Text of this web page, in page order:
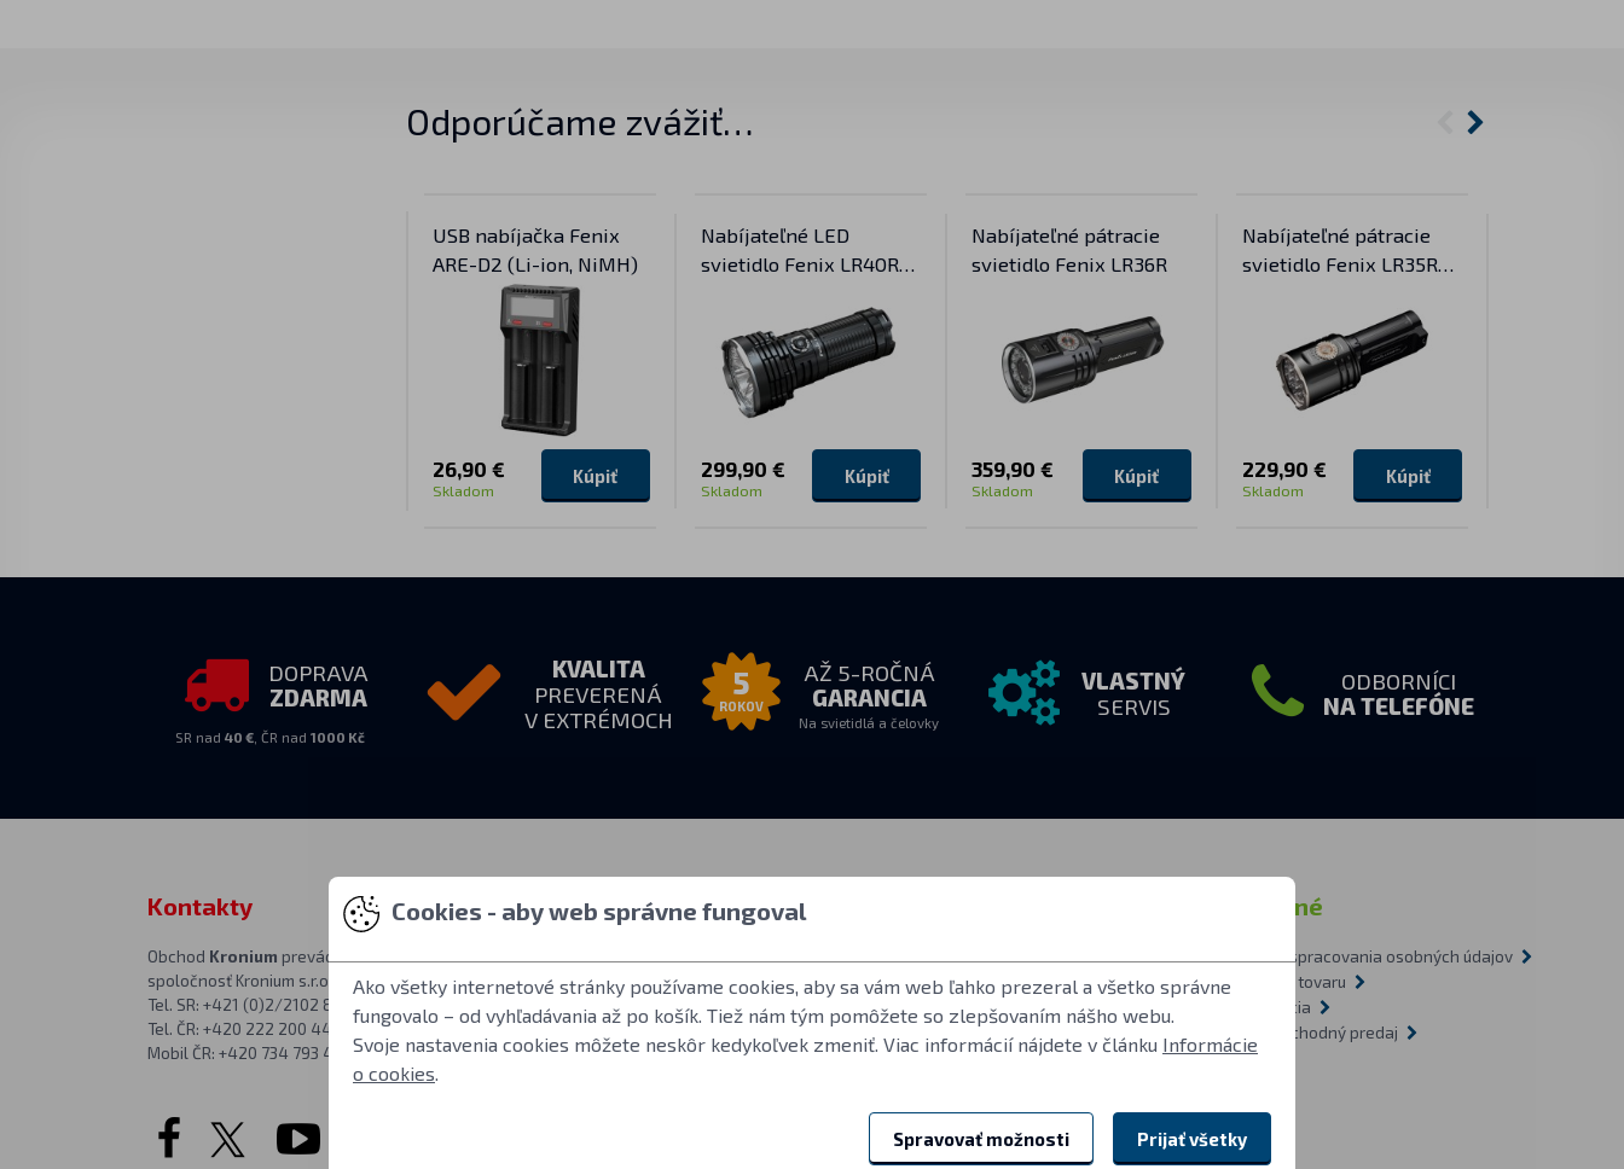
Odporúčame zvážiť…
USB nabíjačka Fenix
ARE-D2 (Li-ion, NiMH)
26,90 €
Skladom
Kúpiť
Nabíjateľné LED
svietidlo Fenix LR40R
299,90 €
Skladom
Kúpiť
Nabíjateľné pátracie
svietidlo Fenix LR36R
359,90 €
Skladom
Kúpiť
Nabíjateľné pátracie
svietidlo Fenix LR35R
229,90 €
Skladom
Kúpiť
DOPRAVA
ZDARMA
SR nad40 € , ČR nad1000 Kč
KVALITA
PREVERENÁ
V EXTRÉMOCH
5
ROKOV
AŽ 5-ROČNÁ
GARANCIA
Na svietidlá a čelovky
VLASTNÝ
SERVIS
ODBORNÍCI
NA TELEFÓNE
Kontakty
Obchod Kronium prevádzkuje
spoločnosť Kronium s.r.o.
Tel. SR: +421 (0)2/2102 8626
Tel. ČR: +420 222 200 444
Mobil ČR: +420 734 793 444
Zastihnete nás
Adresa predajne:
Kronium.cz
Rímská 20
Praha 2
Všetko o nákupe
Obchodné podmienky
Vrátenie tovaru
Záručné podmienky Fenix
Reklamácie a servis
Často kladené otázky
Norma ANSI FL 1-2009
LED použité vo svietidlách
Referencie
Ostatné
Zásady spracovania osobných údajov
Doprava tovaru
Recyklácia
Veľkoobchodný predaj
O nás
Cookies - aby web správne fungoval
Ako všetky internetové stránky používame cookies, aby sa vám web ľahko prezeral a všetko správne
fungovalo – od vyhľadávania až po košík. Tiež nám tým pomôžete so zlepšovaním nášho webu.
Svoje nastavenia cookies môžete neskôr kedykoľvek zmeniť. Viac informácií nájdete v článku Informácie
o cookies.
Spravovať možnosti Prijať všetky